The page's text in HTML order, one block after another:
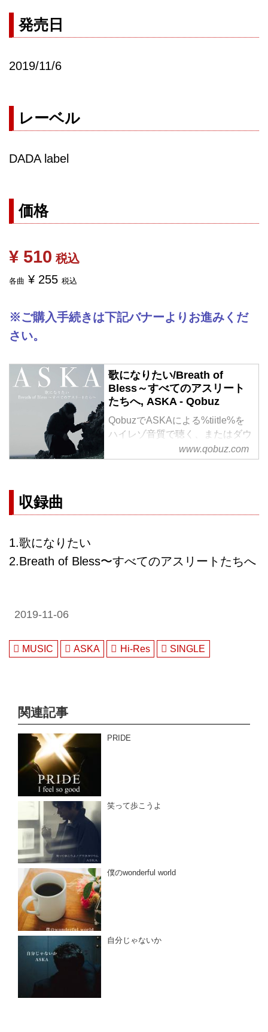
発売日
2019/11/6
レーベル
DADA label
価格
¥ 510 税込
各曲 ¥ 255 税込
※ご購入手続きは下記バナーよりお進みくだ
さい。
歌になりたい/Breath of
Bless～すべてのアスリート
たちへ, ASKA - Qobuz
QobuzでASKAによる%tiitle%を
ハイレゾ音質で聴く、またはダウ
サブスクリプションは¥1,280/月
www.qobuz.com
収録曲
1.歌になりたい
2.Breath of Bless〜すべてのアスリートたちへ
2019-11-06
MUSIC ASKA Hi-Res SINGLE
関連記事
PRIDE
笑って歩こうよ
僕のwonderful world
自分じゃないか